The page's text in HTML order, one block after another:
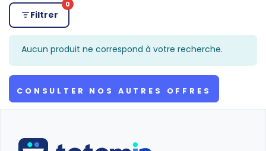
Filtrer
0
Aucun produit ne correspond à votre recherche.
CONSULTER NOS AUTRES OFFRES